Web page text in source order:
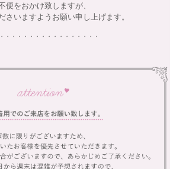
便をおかけ致しますが、
さいますようお願い申し上げます。
・・・・・・・・・・・・・・・・